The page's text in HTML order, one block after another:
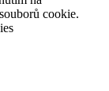
cookie.